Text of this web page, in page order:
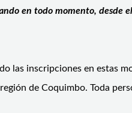
en todo momento, desde
las inscripciones en estas
de Coquimbo. Toda